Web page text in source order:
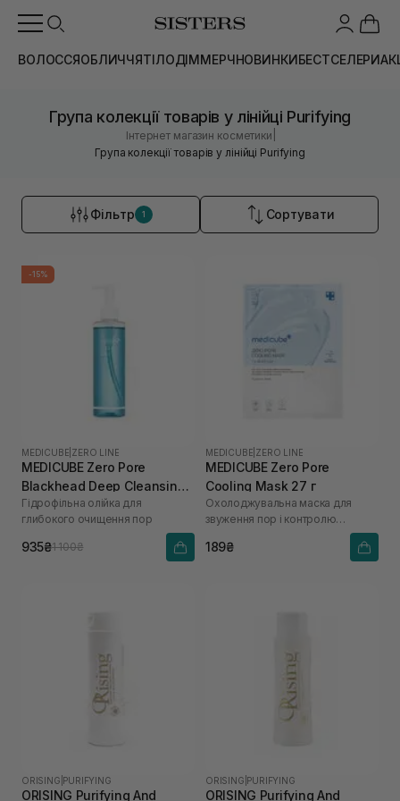
ВОЛОССЯОБЛИЧЧЯТІЛОДІММЕРЧНОВИНКИБЕСТСЕЛЕРИ
Група колекції товарів у лінійці Purifying
Інтернет магазин косметики
Група колекції товарів у лінійці Purifying
Фільтр 1 Сортувати
-15%
MEDICUBE ZERO LINE
MEDICUBE Zero Pore
Blackhead Deep Cleansing
Oil 205 мл
Гідрофільна олійка для
глибокого очищення пор
935₴1 100₴
MEDICUBE ZERO LINE
MEDICUBE Zero Pore
Cooling Mask 27 г
Охолоджувальна маска для
звуження пор і контролю
189₴
ORISING PURIFYING
ORISING Purifying And
ORISING PURIFYING
ORISING Purifying And